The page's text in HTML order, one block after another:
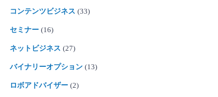
コンテンツビジネス (33)
セミナー (16)
ネットビジネス (27)
バイナリーオプション (13)
ロボアドバイザー (2)